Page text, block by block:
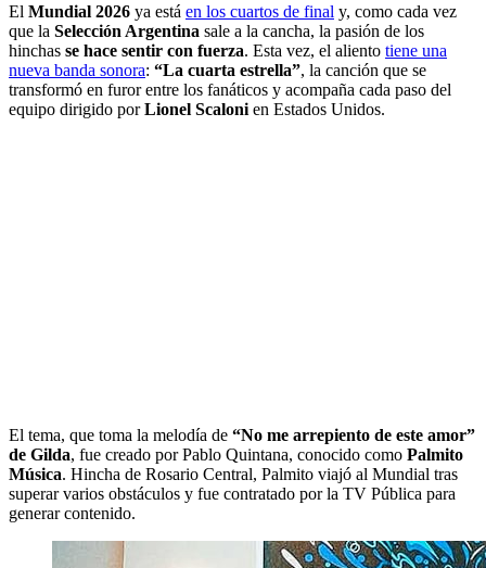
El Mundial 2026 ya está en los cuartos de final y, como cada vez
que la Selección Argentina sale a la cancha, la pasión de los
hinchas se hace sentir con fuerza. Esta vez, el aliento tiene una
nueva banda sonora: “La cuarta estrella”, la canción que se
transformó en furor entre los fanáticos y acompaña cada paso del
equipo dirigido porLionel Scaloni en Estados Unidos.
El tema, que toma la melodía de “No me arrepiento de este amor”
de Gilda, fue creado por Pablo Quintana, conocido como Palmito
Música. Hincha de Rosario Central, Palmito viajó al Mundial tras
superar varios obstáculos y fue contratado por la TV Pública para
generar contenido.